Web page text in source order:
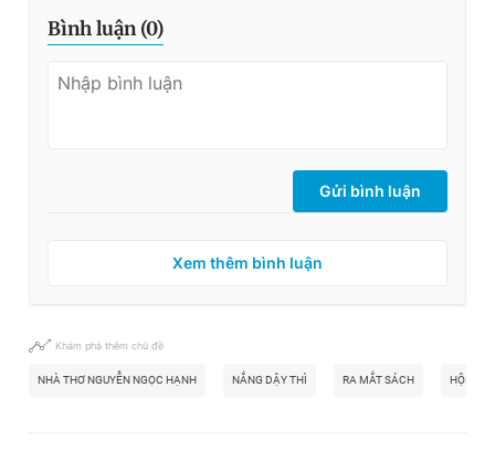
Bình luận (0)
Gửi bình luận
Xem thêm bình luận
Khám phá thêm chủ đề
NHÀ THƠ NGUYỄN NGỌC HẠNH NẮNG DẬY THÌ RA MẮT SÁCH HỘI